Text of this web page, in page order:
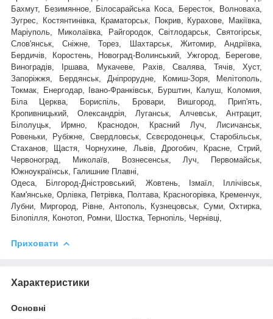
Бахмут, Безимянное, Білосарайська Коса, Бересток, Волноваха,
Зугрес, Костянтинівка, Краматорськ, Покрив, Курахове, Макіївка,
Маріуполь, Миколаївка, Райгородок, Світлодарськ, Святогірськ,
Слов'янськ, Сніжне, Торез, Шахтарськ, Житомир, Андріївка,
Бердичів, Коростень, Новоград-Волинський, Ужгород, Берегове,
Виноградів, Іршава, Мукачеве, Рахів, Свалява, Тячів, Хуст,
Запоріжжя, Бердянськ, Дніпрорудне, Комиш-Зоря, Мелітополь,
Токмак, Енергодар, Івано-Франківськ, Бурштин, Калуш, Коломия,
Біла Церква, Бориспіль, Бровари, Вишгород, Прип'ять,
Кропивницький, Олександрія, Луганськ, Алчевськ, Антрацит,
Білолуцьк, Ирмно, Краснодон, Красний Луч, Лисичанськ,
Ровеньки, Рубіжне, Свердловськ, Сєвєродонецьк, Старобільськ,
Стаханов, Щастя, Чорнухине, Львів, Дрогобич, Красне, Стрий,
Червоноград,
Миколаїв, Вознесенськ, Луч, Первомайськ,
Южноукраїнськ, Галишние Плавні,
Одеса, Білгород-Дністровський, Жовтень, Ізмаїл, Іллічівськ,
Кам'янське, Орлівка, Петрівка, Полтава, Красногорівка, Кременчук,
Лубни, Миргород, Рівне, Антополь, Кузнецовськ, Суми, Охтирка,
Білопілля, Конотоп, Ромни, Шостка, Тернопіль, Чернівці,
Приховати
Характеристики
Основні